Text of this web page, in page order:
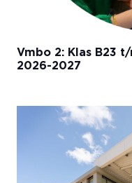
Vmbo 2: Klas B23
2026-2027